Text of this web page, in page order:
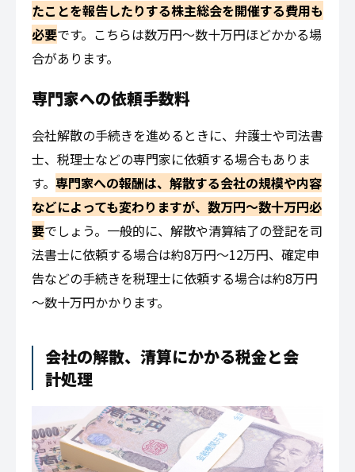
たことを報告したりする株主総会を開催する費用も
必要です。こちらは数万円～数十万円ほどかかる場
合があります。
専門家への依頼手数料
会社解散の手続きを進めるときに、弁護士や司法書
士、税理士などの専門家に依頼する場合もありま
す。 専門家への報酬は、解散する会社の規模や内容
などによっても変わりますが、数万円～数十万円必
要でしょう。一般的に、解散や清算結了の登記を司
法書士に依頼する場合は約8万円～12万円、確定申
告などの手続きを税理士に依頼する場合は約8万円
～数十万円かかります。
会社の解散、清算にかかる税金と会
計処理